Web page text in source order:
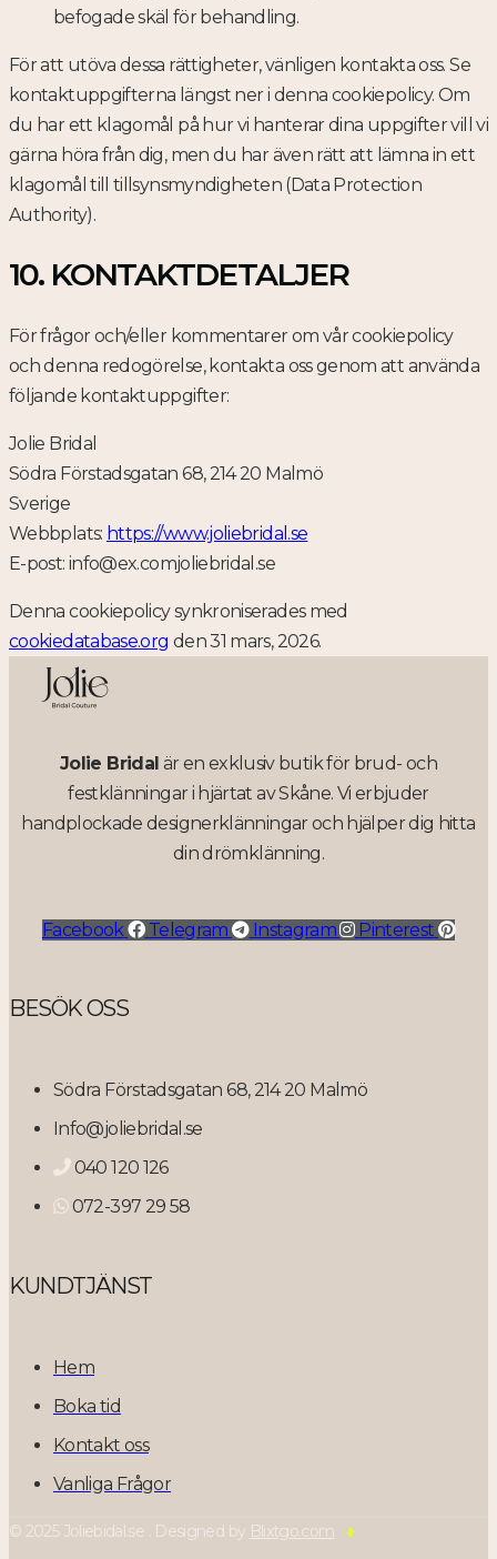
befogade skäl för behandling.
För att utöva dessa rättigheter, vänligen kontakta oss. Se
kontaktuppgifterna längst ner i denna cookiepolicy. Om
du har ett klagomål på hur vi hanterar dina uppgifter vill vi
gärna höra från dig, men du har även rätt att lämna in ett
klagomål till tillsynsmyndigheten (Data Protection
Authority).
10. KONTAKTDETALJER
För frågor och/eller kommentarer om vår cookiepolicy
och denna redogörelse, kontakta oss genom att använda
följande kontaktuppgifter:
Jolie Bridal
Södra Förstadsgatan 68, 214 20 Malmö
Sverige
Webbplats: https://www.joliebridal.se
E-post: info@ex.comjoliebridal.se
Denna cookiepolicy synkroniserades med
cookiedatabase.org den 31 mars, 2026.
Jolie Bridal är en exklusiv butik för brud- och
festklänningar i hjärtat av Skåne. Vi erbjuder
handplockade designerklänningar och hjälper dig hitta
din drömklänning.
Facebook Telegram Instagram Pinterest
BESÖK OSS
Södra Förstadsgatan 68, 214 20 Malmö
Info@joliebridal.se
040 120 126
072-397 29 58
KUNDTJÄNST
Hem
Boka tid
Kontakt oss
Vanliga Frågor
© 2025 Joliebidal.se . Designed by Blixtgo.com